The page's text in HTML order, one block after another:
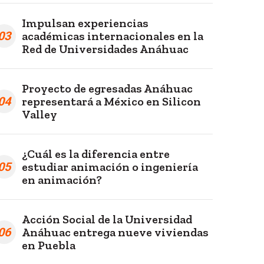
Impulsan experiencias
académicas internacionales en la
Red de Universidades Anáhuac
Proyecto de egresadas Anáhuac
representará a México en Silicon
Valley
¿Cuál es la diferencia entre
estudiar animación o ingeniería
en animación?
Acción Social de la Universidad
Anáhuac entrega nueve viviendas
en Puebla